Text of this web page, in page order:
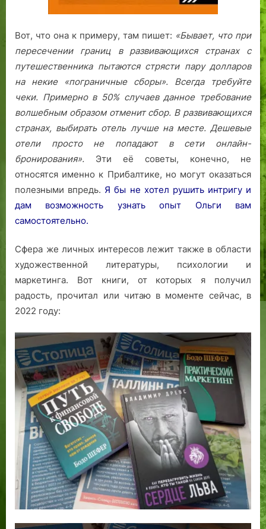
Вот, что она к примеру, там пишет: «Бывает, что при
пересечении границ в развивающихся странах с
путешественника пытаются стрясти пару долларов
на некие «пограничные сборы». Всегда требуйте
чеки. Примерно в 50% случаев данное требование
волшебным образом отменит сбор. В развивающихся
странах, выбирать отель лучше на месте. Дешевые
отели просто не попадают в сети онлайн-
бронирования». Эти её советы, конечно, не
относятся именно к Прибалтике, но могут оказаться
полезными впредь. Я бы не хотел рушить интригу и
дам возможность узнать опыт Ольги вам
самостоятельно.
Сфера же личных интересов лежит также в области
художественной литературы, психологии и
маркетинга. Вот книги, от которых я получил
радость, прочитал или читаю в моменте сейчас, в
2022 году: